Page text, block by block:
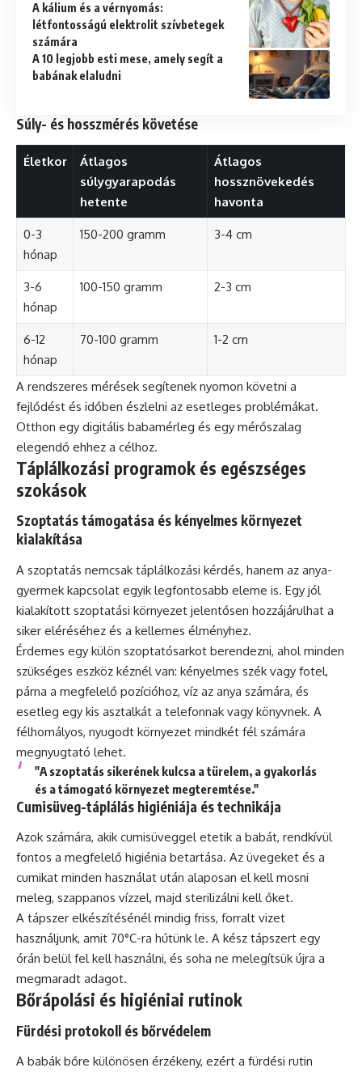
A kálium és a vérnyomás:
létfontosságú elektrolit szívbetegek
számára
A 10 legjobb esti mese, amely segít a
babának elaludni
Súly- és hosszmérés követése
Életkor
Átlagos
súlygyarapodás
hetente
Átlagos
hossznövekedés
havonta
0-3
hónap
150-200 gramm 3-4 cm
3-6
hónap
100-150 gramm 2-3 cm
6-12
hónap
70-100 gramm 1-2 cm
A rendszeres mérések segítenek nyomon követni a
fejlődést és időben észlelni az esetleges problémákat.
Otthon egy digitális babamérleg és egy mérőszalag
elegendő ehhez a célhoz.
Táplálkozási programok és egészséges
szokások
Szoptatás támogatása és kényelmes környezet
kialakítása
A szoptatás nemcsak táplálkozási kérdés, hanem az anya-
gyermek kapcsolat egyik legfontosabb eleme is. Egy jól
kialakított szoptatási környezet jelentősen hozzájárulhat a
siker eléréséhez és a kellemes élményhez.
Érdemes egy külön szoptatósarkot berendezni, ahol minden
szükséges eszköz kéznél van: kényelmes szék vagy fotel,
párna a megfelelő pozícióhoz, víz az anya számára, és
esetleg egy kis asztalkát a telefonnak vagy könyvnek. A
félhomályos, nyugodt környezet mindkét fél számára
megnyugtató lehet.
"A szoptatás sikerének kulcsa a türelem, a gyakorlás
és a támogató környezet megteremtése."
Cumisüveg-táplálás higiéniája és technikája
Azok számára, akik cumisüveggel etetik a babát, rendkívül
fontos a megfelelő higiénia betartása. Az üvegeket és a
cumikat minden használat után alaposan el kell mosni
meleg, szappanos vízzel, majd sterilizálni kell őket.
A tápszer elkészítésénél mindig friss, forralt vizet
használjunk, amit 70°C-ra hűtünk le. A kész tápszert egy
órán belül fel kell használni, és soha ne melegítsük újra a
megmaradt adagot.
Bőrápolási és higiéniai rutinok
Fürdési protokoll és bőrvédelem
A babák bőre különösen érzékeny, ezért a fürdési rutin